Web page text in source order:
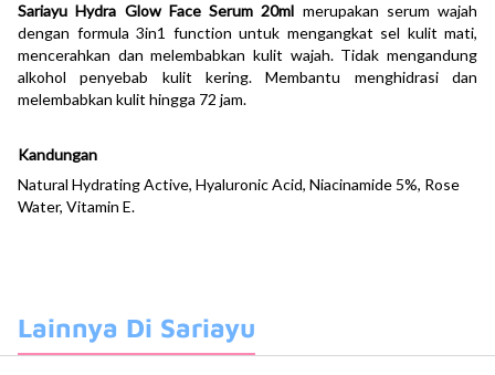
Sariayu Hydra Glow Face Serum 20ml merupakan serum wajah
dengan formula 3in1 function untuk mengangkat sel kulit mati,
mencerahkan dan melembabkan kulit wajah. Tidak mengandung
alkohol penyebab kulit kering. Membantu menghidrasi dan
melembabkan kulit hingga 72 jam.
Kandungan
Natural Hydrating Active, Hyaluronic Acid, Niacinamide 5%, Rose
Water, Vitamin E.
Lainnya Di Sariayu